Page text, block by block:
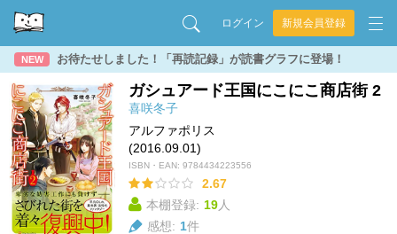
ログイン 新規会員登録
NEW お待たせしました！「再読記録」が読書グラフに登場！
ガシュアード王国にこにこ商店街 2
喜咲冬子
アルファポリス
(2016.09.01)
ISBN・EAN: 9784434223556
2.67
本棚登録: 19人
感想: 1件